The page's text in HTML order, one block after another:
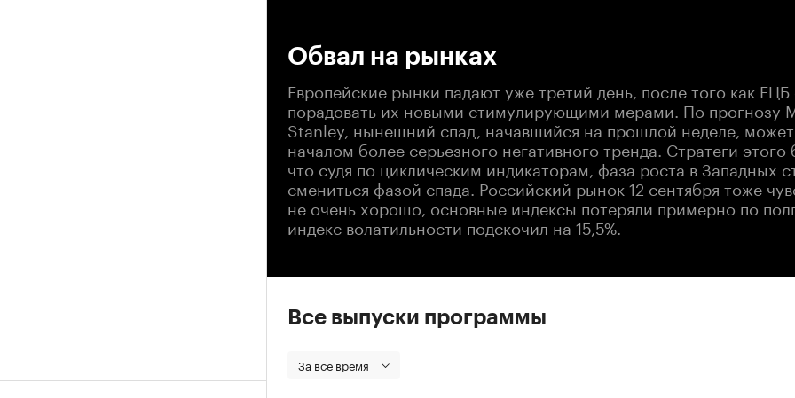
Обвал на рынках
Европейские рынки падают уже третий день, после того как ЕЦБ
порадовать их новыми стимулирующими мерами. По прогнозу
Stanley, нынешний спад, начавшийся на прошлой неделе,
началом более серьезного негативного тренда. Стратеги этого
что судя по циклическим индикаторам, фаза роста в Западных
смениться фазой спада. Российский рынок 12 сентября тоже
не очень хорошо, основные индексы потеряли примерно по
индекс волатильности подскочил на 15,5%.
Все выпуски программы
За все время